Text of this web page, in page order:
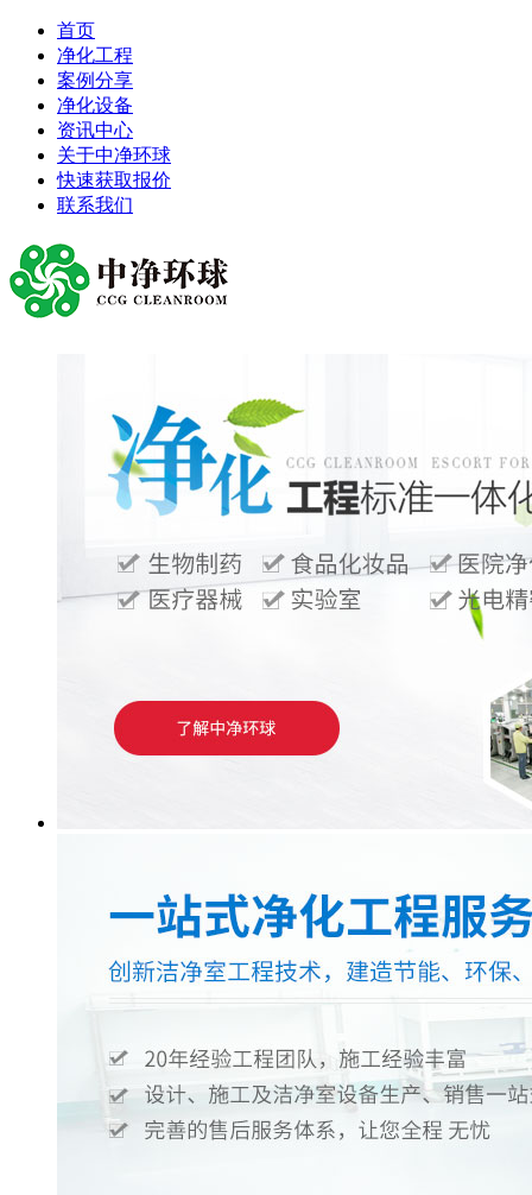
首页
净化工程
案例分享
净化设备
资讯中心
关于中净环球
快速获取报价
联系我们